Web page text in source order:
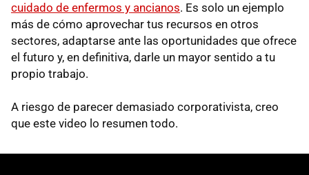
cuidado de enfermos y ancianos. Es solo un ejemplo
más de cómo aprovechar tus recursos en otros
sectores, adaptarse ante las oportunidades que ofrece
el futuro y, en definitiva, darle un mayor sentido a tu
propio trabajo.
A riesgo de parecer demasiado corporativista, creo
que este video lo resumen todo.